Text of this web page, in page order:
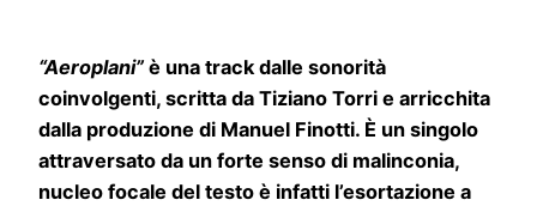
“Aeroplani” è una track dalle sonorità
coinvolgenti, scritta da Tiziano Torri e arricchita
dalla produzione di Manuel Finotti. È un singolo
attraversato da un forte senso di malinconia,
nucleo focale del testo è infatti l’esortazione a